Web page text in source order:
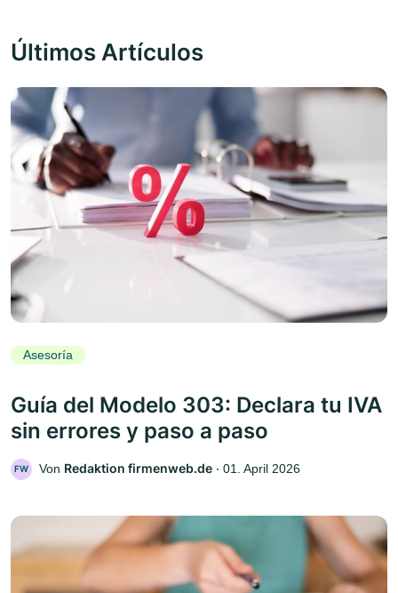
Últimos Artículos
Asesoría
Guía del Modelo 303: Declara tu IVA
sin errores y paso a paso
FW Von Redaktion firmenweb.de ‧ 01. April 2026